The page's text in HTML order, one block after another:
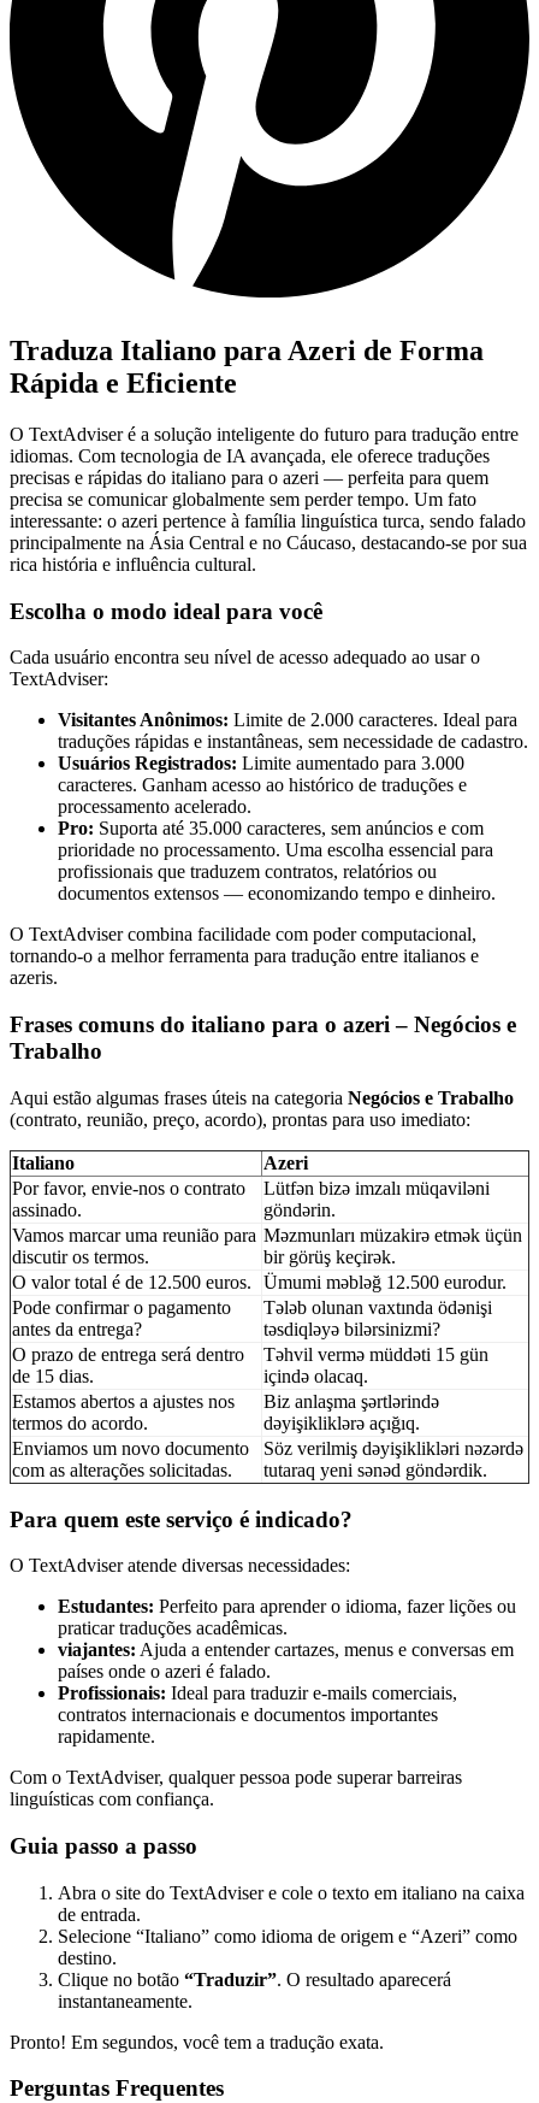
Traduza Italiano para Azeri de Forma
Rápida e Eficiente
O TextAdviser é a solução inteligente do futuro para tradução entre
idiomas. Com tecnologia de IA avançada, ele oferece traduções
precisas e rápidas do italiano para o azeri — perfeita para quem
precisa se comunicar globalmente sem perder tempo. Um fato
interessante: o azeri pertence à família linguística turca, sendo falado
principalmente na Ásia Central e no Cáucaso, destacando-se por sua
rica história e influência cultural.
Escolha o modo ideal para você
Cada usuário encontra seu nível de acesso adequado ao usar o
TextAdviser:
Visitantes Anônimos: Limite de 2.000 caracteres. Ideal para
traduções rápidas e instantâneas, sem necessidade de cadastro.
Usuários Registrados: Limite aumentado para 3.000
caracteres. Ganham acesso ao histórico de traduções e
processamento acelerado.
Pro: Suporta até 35.000 caracteres, sem anúncios e com
prioridade no processamento. Uma escolha essencial para
profissionais que traduzem contratos, relatórios ou
documentos extensos — economizando tempo e dinheiro.
O TextAdviser combina facilidade com poder computacional,
tornando-o a melhor ferramenta para tradução entre italianos e
azeris.
Frases comuns do italiano para o azeri – Negócios e
Trabalho
Aqui estão algumas frases úteis na categoria Negócios e Trabalho
(contrato, reunião, preço, acordo), prontas para uso imediato:
Italiano
Azeri
Por favor, envie-nos o contrato
assinado.
Lütfən bizə imzalı müqaviləni
göndərin.
Vamos marcar uma reunião para
discutir os termos.
Məzmunları müzakirə etmək üçün
bir görüş keçirək.
O valor total é de 12.500 euros.
Ümumi məbləğ 12.500 eurodur.
Pode confirmar o pagamento
antes da entrega?
Tələb olunan vaxtında ödənişi
təsdiqləyə bilərsinizmi?
O prazo de entrega será dentro
de 15 dias.
Təhvil vermə müddəti 15 gün
içində olacaq.
Estamos abertos a ajustes nos
termos do acordo.
Biz anlaşma şərtlərində
dəyişikliklərə açığıq.
Enviamos um novo documento
com as alterações solicitadas.
Söz verilmiş dəyişiklikləri nəzərdə
tutaraq yeni sənəd göndərdik.
Para quem este serviço é indicado?
O TextAdviser atende diversas necessidades:
Estudantes: Perfeito para aprender o idioma, fazer lições ou
praticar traduções acadêmicas.
viajantes: Ajuda a entender cartazes, menus e conversas em
países onde o azeri é falado.
Profissionais: Ideal para traduzir e-mails comerciais,
contratos internacionais e documentos importantes
rapidamente.
Com o TextAdviser, qualquer pessoa pode superar barreiras
linguísticas com confiança.
Guia passo a passo
Abra o site do TextAdviser e cole o texto em italiano na caixa
de entrada.
Selecione “Italiano” como idioma de origem e “Azeri” como
destino.
Clique no botão “Traduzir”. O resultado aparecerá
instantaneamente.
Pronto! Em segundos, você tem a tradução exata.
Perguntas Frequentes